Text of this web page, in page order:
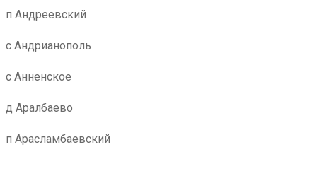
п Андреевский
с Андрианополь
с Анненское
д Аралбаево
п Арасламбаевский